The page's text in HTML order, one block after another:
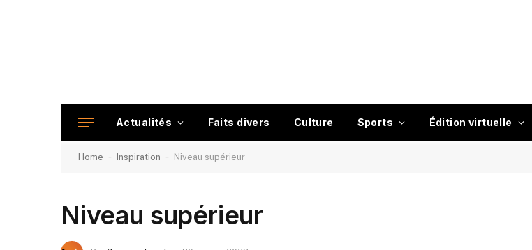
Actualités Faits divers Culture Sports Édition virtuelle
Home - Inspiration - Niveau supérieur
Niveau supérieur